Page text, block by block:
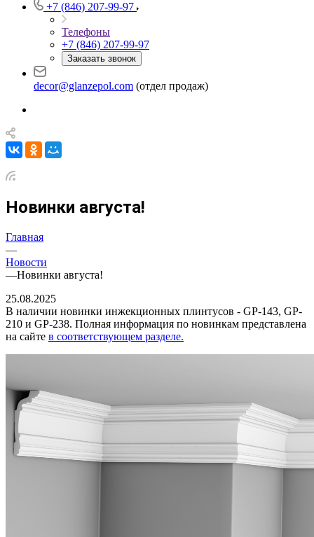
+7 (846) 207-99-97
Телефоны
+7 (846) 207-99-97
Заказать звонок
decor@glanzepol.com (отдел продаж)
Новинки августа!
Главная
—
Новости
—Новинки августа!
25.08.2025
В наличии новинки инжекционных плинтусов - GP-143, GP-
210 и GP-238. Полная информация по новинкам представлена
на сайте в соответствующем разделе.